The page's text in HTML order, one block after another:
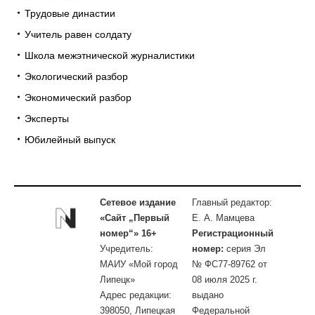
Трудовые династии
Учитель равен солдату
Школа межэтнической журналистики
Экологический разбор
Экономический разбор
Эксперты
Юбилейный выпуск
Сетевое издание
«Сайт „Первый
номер“» 16+
Учредитель:
МАИУ «Мой город
Липецк»
Адрес редакции:
398050, Липецкая
Главный редактор:
Е. А. Мамцева
Регистрационный
номер: серия Эл
№ ФС77-89762 от
08 июля 2025 г.
выдано
Федеральной